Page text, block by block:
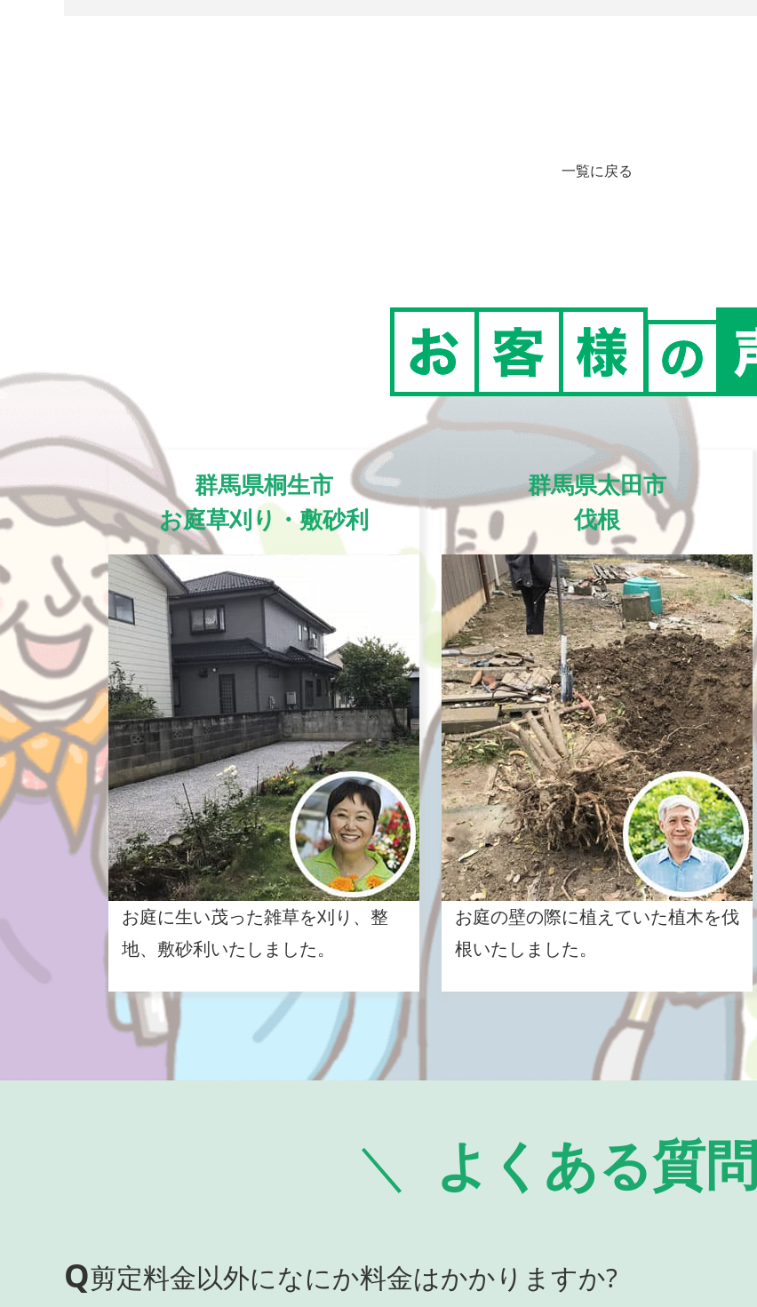
一覧に戻る
群馬県桐生市
お庭草刈り・敷砂利
お庭に生い茂った雑草を刈り、整
地、敷砂利いたしました。
群馬県太田市
伐根
お庭の壁の際に植えていた植木を伐
根いたしました。
よくある質問
Q剪定料金以外になにか料金はかかりますか?